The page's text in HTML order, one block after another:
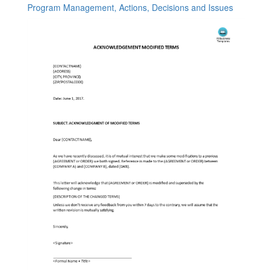
Program Management, Actions, Decisions and Issues